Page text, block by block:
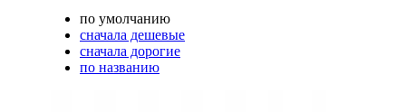
по умолчанию
сначала дешевые
сначала дорогие
по названию